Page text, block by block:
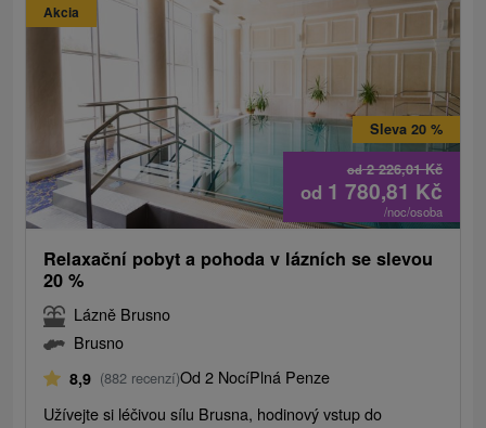
Akcia
od2 226,01Kč
Sleva 20 %
od 1 780,81 Kč
/noc/osoba
Relaxační pobyt a pohoda v lázních se slevou
20 %
Lázně Brusno
Brusno
8,9 (882 recenzí)Od 2 NocíPlná Penze
Užívejte si léčivou sílu Brusna, hodinový vstup do